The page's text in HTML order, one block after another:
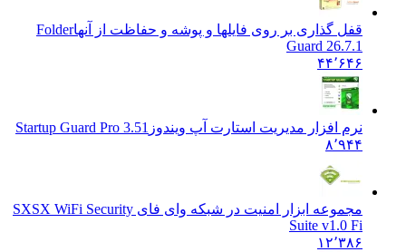
قفل گذاری بر روی فایلها و پوشه و حفاظت از آنهاFolder
Guard 26.7.1
۴۴٬۶۴۶
نرم افزار مدیریت استارت آپ ویندوز Startup Guard Pro 3.51
مجموعه ابزار امنیت در شبکه وای فای SXSX WiFi Security
Suite v1.0 Fi
۱۲٬۳۸۶